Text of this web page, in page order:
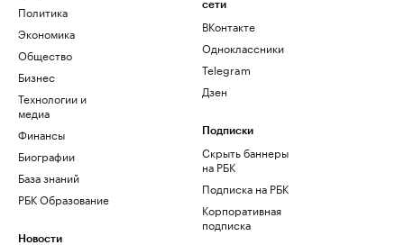
Политика
Экономика
Общество
Бизнес
Технологии и
медиа
Финансы
Биографии
База знаний
РБК Образование
Новости
сети
ВКонтакте
Одноклассники
Telegram
Дзен
Подписки
Скрыть баннеры
на РБК
Подписка на РБК
Корпоративная
подписка